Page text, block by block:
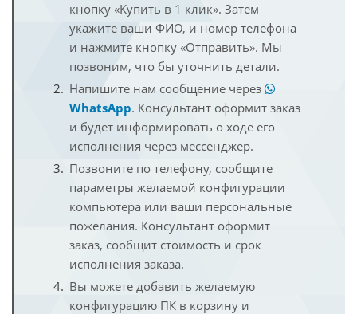
кнопку «Купить в 1 клик». Затем
укажите ваши ФИО, и номер телефона
и нажмите кнопку «Отправить». Мы
позвоним, что бы уточнить детали.
Напишите нам сообщение через
WhatsApp. Консультант оформит заказ
и будет информировать о ходе его
исполнения через мессенджер.
Позвоните по телефону, сообщите
параметры желаемой конфигурации
компьютера или ваши персональные
пожелания. Консультант оформит
заказ, сообщит стоимость и срок
исполнения заказа.
Вы можете добавить желаемую
конфигурацию ПК в корзину и